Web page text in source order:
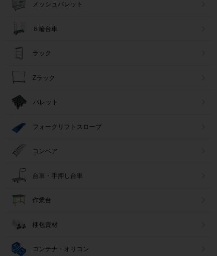
メッシュパレット
６輪台車
ラック
Zラック
パレット
フォークリフトスロープ
コンベア
台車・手押し台車
作業台
梱包資材
コンテナ・オリコン